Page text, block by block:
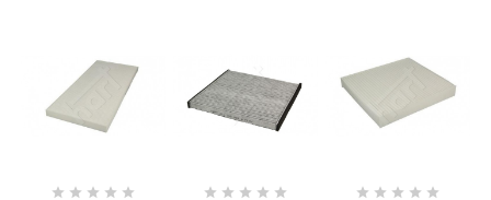
              